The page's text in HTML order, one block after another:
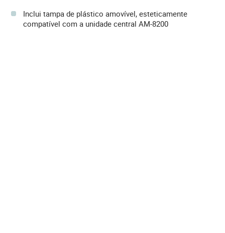
Inclui tampa de plástico amovível, esteticamente
compatível com a unidade central AM-8200